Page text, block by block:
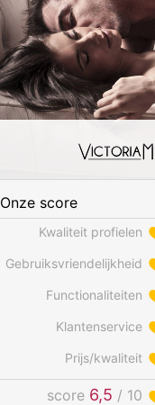
Onze score
Kwaliteit profielen
Gebruiksvriendelijkheid
Functionaliteiten
Klantenservice
Prijs/kwaliteit
score 6,5 / 10